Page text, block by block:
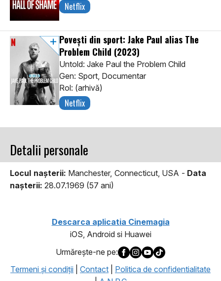
Netflix
Povești din sport: Jake Paul alias The
Problem Child (2023)
Untold: Jake Paul the Problem Child
Gen: Sport, Documentar
Rol: (arhivă)
Netflix
Detalii personale
Locul naşterii: Manchester, Connecticut, USA - Data
naşterii: 28.07.1969 (57 ani)
Descarca aplicatia Cinemagia
iOS, Android si Huawei
Urmăreşte-ne pe:
Termeni şi condiţii
Contact
Politica de confidentialitate